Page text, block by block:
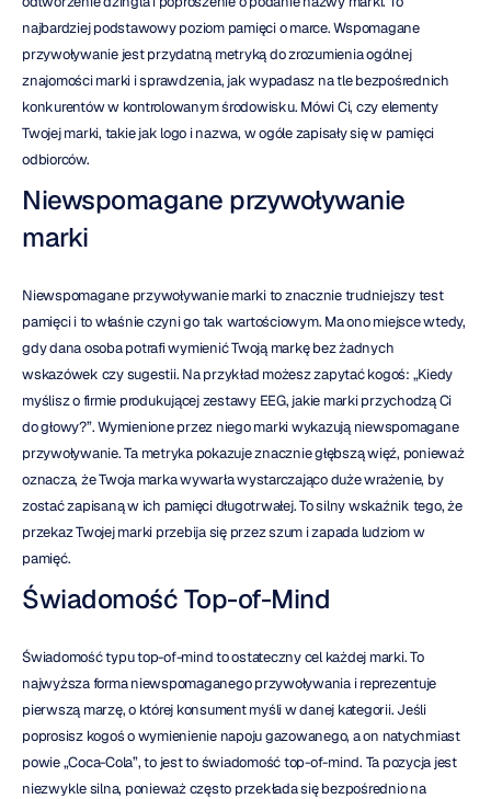
najbardziej podstawowy poziom pamięci o marce. Wspomagane
przywoływanie jest przydatną metryką do zrozumienia ogólnej
znajomości marki i sprawdzenia, jak wypadasz na tle bezpośrednich
konkurentów w kontrolowanym środowisku. Mówi Ci, czy elementy
Twojej marki, takie jak logo i nazwa, w ogóle zapisały się w pamięci
odbiorców.
Niewspomagane przywoływanie
marki
Niewspomagane przywoływanie marki to znacznie trudniejszy test
pamięci i to właśnie czyni go tak wartościowym. Ma ono miejsce wtedy,
gdy dana osoba potrafi wymienić Twoją markę bez żadnych
wskazówek czy sugestii. Na przykład możesz zapytać kogoś: „Kiedy
myślisz o firmie produkującej zestawy EEG, jakie marki przychodzą Ci
do głowy?”. Wymienione przez niego marki wykazują niewspomagane
przywoływanie. Ta metryka pokazuje znacznie głębszą więź, ponieważ
oznacza, że Twoja marka wywarła wystarczająco duże wrażenie, by
zostać zapisaną w ich pamięci długotrwałej. To silny wskaźnik tego, że
przekaz Twojej marki przebija się przez szum i zapada ludziom w
pamięć.
Świadomość Top-of-Mind
Świadomość typu top-of-mind to ostateczny cel każdej marki. To
najwyższa forma niewspomaganego przywoływania i reprezentuje
pierwszą marzę, o której konsument myśli w danej kategorii. Jeśli
poprosisz kogoś o wymienienie napoju gazowanego, a on natychmiast
powie „Coca-Cola”, to jest to świadomość top-of-mind. Ta pozycja jest
niezwykle silna, ponieważ często przekłada się bezpośrednio na